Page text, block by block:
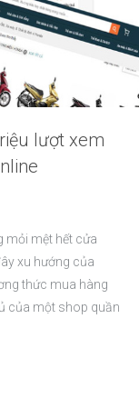
lượt xem
mỏi mệt hết cửa
xu hướng của
thức mua hàng
của một shop quần